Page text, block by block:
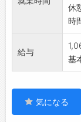
施
等
も
※
休
時
給与
基
気になる